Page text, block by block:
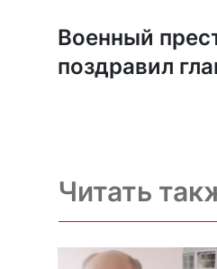
Военный
поздравил
Читать